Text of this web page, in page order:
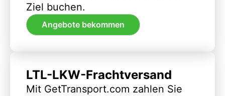
Ziel buchen.
Angebote bekommen
LTL-LKW-Frachtversand
Mit GetTransport.com zahlen Sie